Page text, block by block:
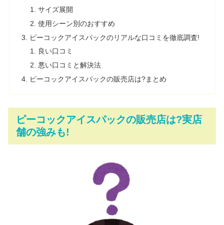
サイズ展開
使用シーン別のおすすめ
ピーコックアイスパックのリアルな口コミを徹底調査!
良い口コミ
悪い口コミと解決法
ピーコックアイスパックの販売店は?まとめ
ピーコックアイスパックの販売店は?実店
舗の強みも!